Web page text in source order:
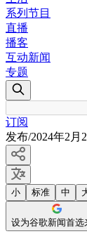
系列节目
直播
播客
互动新闻
专题
订阅
发布/2024年2月
小 标准 中
设为谷歌新闻首选